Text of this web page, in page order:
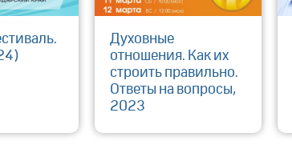
Духовные
отношения. Как их
строить правильно.
Ответы на вопросы,
2023